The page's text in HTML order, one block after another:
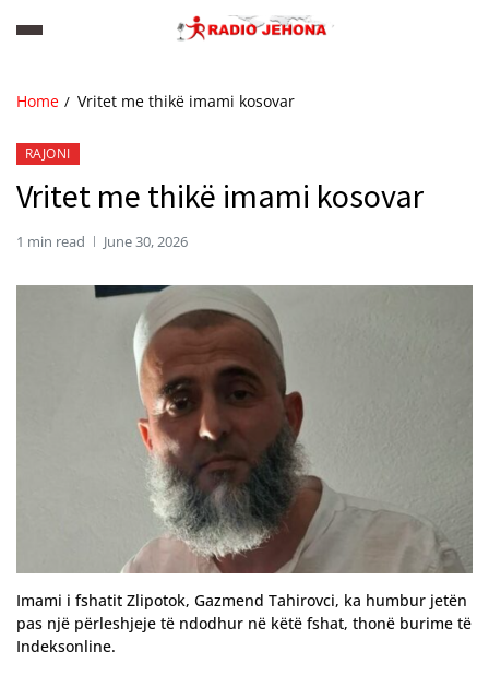
Home Vritet me thikë imami kosovar
RAJONI
Vritet me thikë imami kosovar
1 min read June 30, 2026
Imami i fshatit Zlipotok, Gazmend Tahirovci, ka humbur jetën
pas një përleshjeje të ndodhur në këtë fshat, thonë burime të
Indeksonline.